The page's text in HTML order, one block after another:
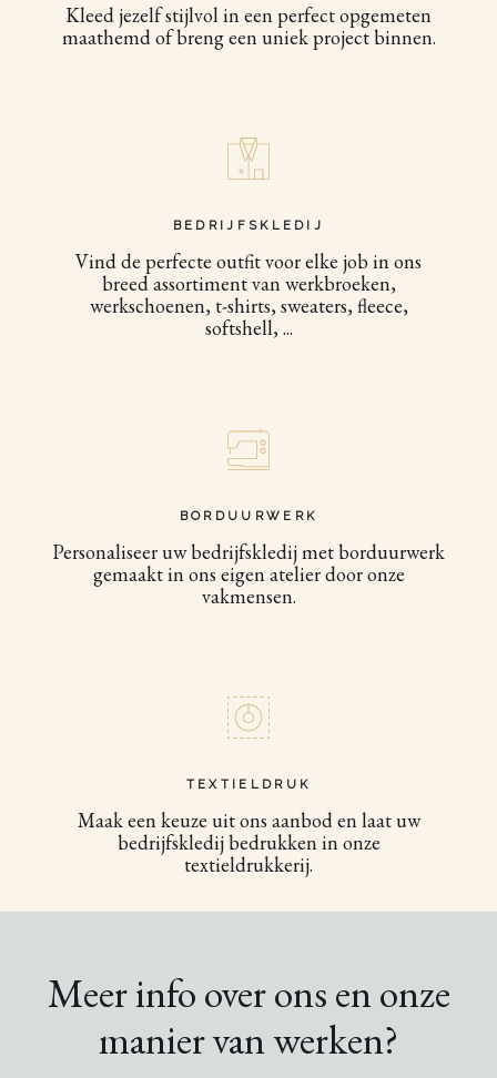
Kleed jezelf stijlvol in een perfect opgemeten
maathemd of breng een uniek project binnen.
BEDRIJFSKLEDIJ
Vind de perfecte outfit voor elke job in ons
breed assortiment van werkbroeken,
werkschoenen, t-shirts, sweaters, fleece,
softshell, ...
BORDUURWERK
Personaliseer uw bedrijfskledij met borduurwerk
gemaakt in ons eigen atelier door onze
vakmensen.
TEXTIELDRUK
Maak een keuze uit ons aanbod en laat uw
bedrijfskledij bedrukken in onze
textieldrukkerij.
Meer info over ons en onze
manier van werken?